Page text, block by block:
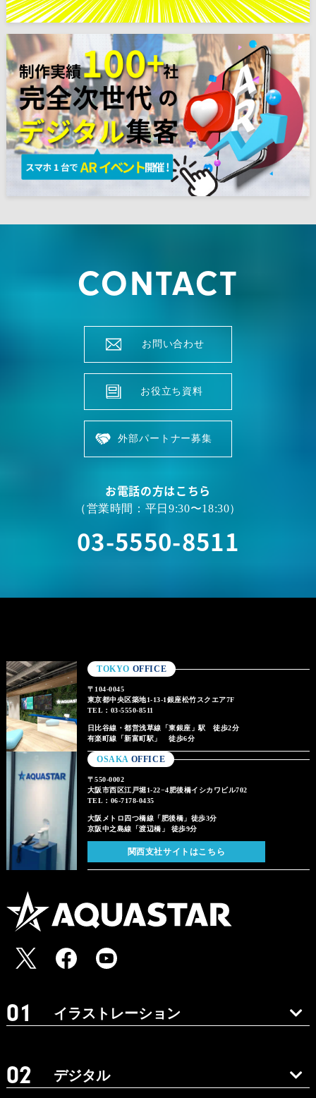
CONTACT
お問い合わせ
お役立ち資料
外部パートナー募集
お電話の方はこちら
（営業時間：平日9:30〜18:30）
03-5550-8511
TOKYO OFFICE
〒104-0045
東京都中央区築地1-13-1銀座松竹スクエア7F
TEL：03-5550-8511
日比谷線・都営浅草線「東銀座」駅 徒歩2分
有楽町線「新富町駅」 徒歩6分
OSAKA OFFICE
〒550-0002
大阪市西区江戸堀1-22−4肥後橋イシカワビル702
TEL：06-7178-0435
大阪メトロ四つ橋線「肥後橋」徒歩3分
京阪中之島線「渡辺橋」 徒歩9分
関西支社サイトはこちら
イラストレーション
デジタル